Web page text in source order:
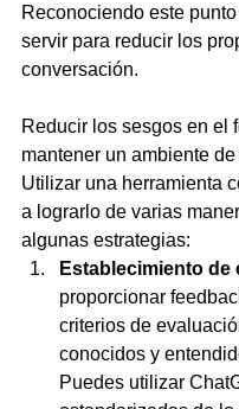
Reconociendo este
servir para reducir los
conversación.
Reducir los sesgos en el
mantener un ambiente
Utilizar una herramienta
a lograrlo de varias
algunas estrategias:
Establecimiento
proporcionar
criterios de
conocidos y
Puedes utilizar